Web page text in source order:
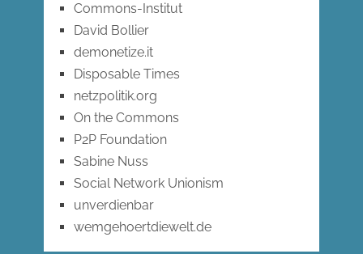
Commons-Institut
David Bollier
demonetize.it
Disposable Times
netzpolitik.org
On the Commons
P2P Foundation
Sabine Nuss
Social Network Unionism
unverdienbar
wemgehoertdiewelt.de